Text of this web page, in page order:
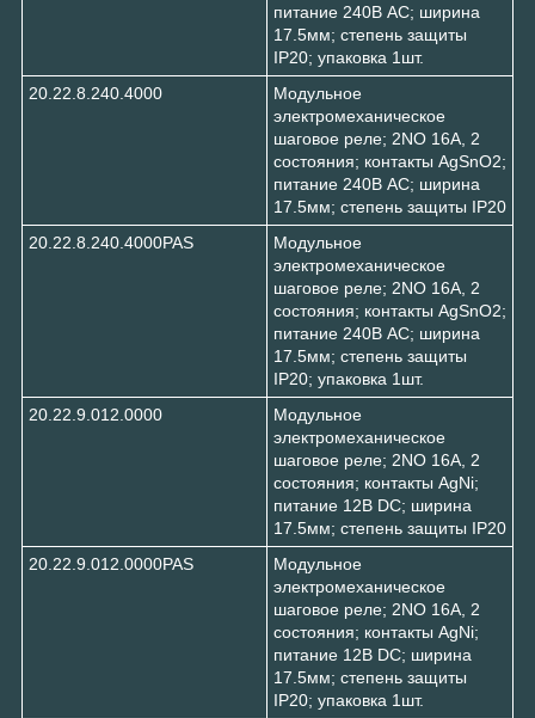
питание 240В АC; ширина
17.5мм; степень защиты
IP20; упаковка 1шт.
20.22.8.240.4000
Модульное
электромеханическое
шаговое реле; 2NO 16А, 2
состояния; контакты AgSnO2;
питание 240В АC; ширина
17.5мм; степень защиты IP20
20.22.8.240.4000PAS
Модульное
электромеханическое
шаговое реле; 2NO 16А, 2
состояния; контакты AgSnO2;
питание 240В АC; ширина
17.5мм; степень защиты
IP20; упаковка 1шт.
20.22.9.012.0000
Модульное
электромеханическое
шаговое реле; 2NO 16А, 2
состояния; контакты AgNi;
питание 12В DC; ширина
17.5мм; степень защиты IP20
20.22.9.012.0000PAS
Модульное
электромеханическое
шаговое реле; 2NO 16А, 2
состояния; контакты AgNi;
питание 12В DC; ширина
17.5мм; степень защиты
IP20; упаковка 1шт.